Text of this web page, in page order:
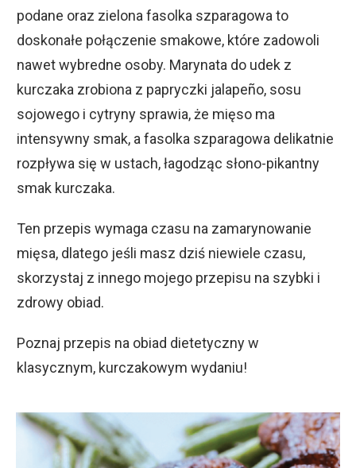
podane oraz zielona fasolka szparagowa to
doskonałe połączenie smakowe, które zadowoli
nawet wybredne osoby. Marynata do udek z
kurczaka zrobiona z papryczki jalapeño, sosu
sojowego i cytryny sprawia, że mięso ma
intensywny smak, a fasolka szparagowa delikatnie
rozpływa się w ustach, łagodząc słono-pikantny
smak kurczaka.
Ten przepis wymaga czasu na zamarynowanie
mięsa, dlatego jeśli masz dziś niewiele czasu,
skorzystaj z innego mojego przepisu na szybki i
zdrowy obiad.
Poznaj przepis na obiad dietetyczny w
klasycznym, kurczakowym wydaniu!